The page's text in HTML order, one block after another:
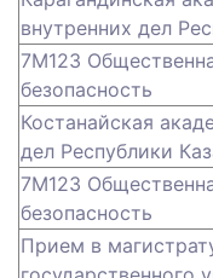
внутренних дел
7М123
безопасность
Костанайская
дел Республики
7М123
безопасность
Прием в